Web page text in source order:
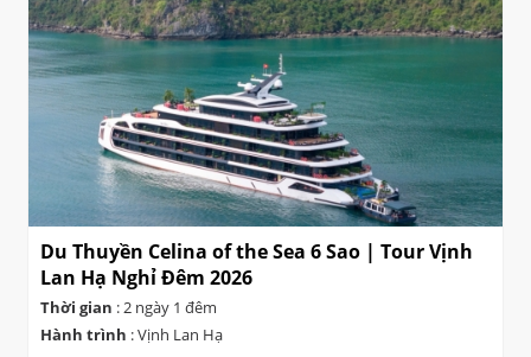
Du Thuyền Celina of the Sea 6 Sao | Tour Vịnh
Lan Hạ Nghỉ Đêm 2026
Thời gian : 2 ngày 1 đêm
Hành trình : Vịnh Lan Hạ